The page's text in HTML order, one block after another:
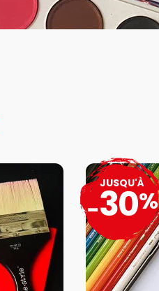
JUSQU'À
-30%